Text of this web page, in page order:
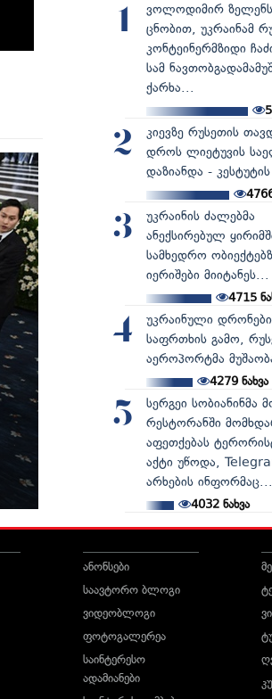
1
ვოლოდიმირ
ცნობით, უკრაინამ
კონტეინერმზიდი
სამ
ქარხა...
2
კიევზე რუსეთის
დროს ლიეტუვის
დაზიანდა -
3
უკრაინის ძალებმა
ანექსირებულ
სამხედრო
იერიშები მიიტანეს...
4715
4
უკრაინული
საფრთხის გამო,
აეროპორტმა
4279ნახვა
5
სერგეი სობიანინმა
რესტორანში
აფეთქებას
აქტი უწოდა,
არხების ინფორმაც...
4032 ნახვა
ანონსები
საავტორო ბლოგი
ვიდეობლოგი
ფოტოგალერეა
საინტერესო
ადამიანები